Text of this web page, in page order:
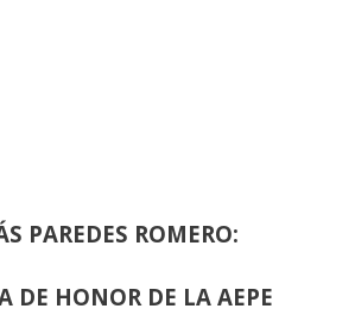
PAREDES ROMERO:
DE HONOR DE LA AEPE